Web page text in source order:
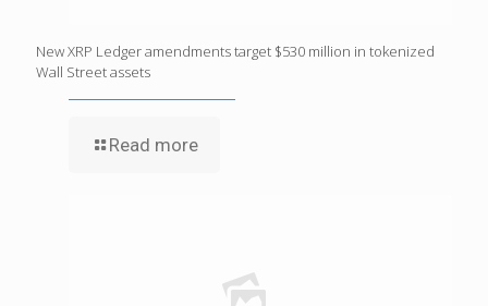
New XRP Ledger amendments target $530 million in tokenized
Wall Street assets
Read more